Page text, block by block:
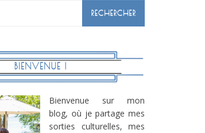
BIENVENUE !
Bienvenue sur mon
blog, où je partage mes
sorties culturelles, mes